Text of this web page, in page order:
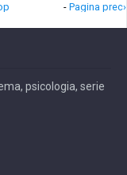
- Pagina prec›
psicologia, serie